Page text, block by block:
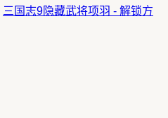
三国志9隐藏武将项羽 - 解锁方